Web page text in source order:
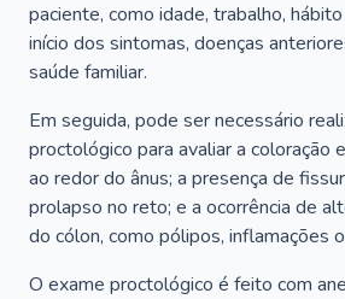
paciente, como idade, trabalho,
início dos sintomas, doenças
saúde familiar.
Em seguida, pode ser necessário
proctológico para avaliar a coloração
ao redor do ânus; a presença de
prolapso no reto; e a ocorrência de
do cólon, como pólipos, inflamações
O exame proctológico é feito com